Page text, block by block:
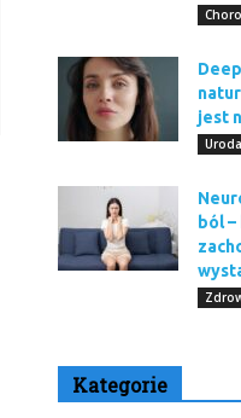
jest
Uroda
ból
Kategorie